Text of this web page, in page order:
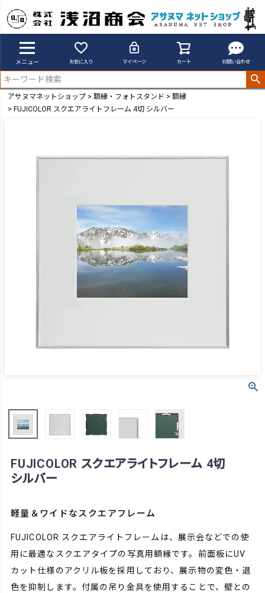
メニュー お気に入り マイページ カート お問い合わせ
アサヌマネットショップ 額縁・フォトスタンド
額縁
FUJICOLOR スクエアライトフレーム 4切 シルバー
FUJICOLOR スクエアライトフレーム 4切
シルバー
軽量＆ワイドなスクエアフレーム
FUJICOLOR スクエアライトフレームは、展示会などでの使
用に最適なスクエアタイプの写真用額縁です。前面板にUV
カット仕様のアクリル板を採用しており、展示物の変色・退
色を抑制します。付属の吊り金具を使用することで、壁との